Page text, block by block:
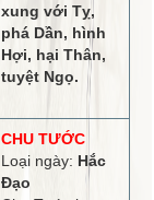
xung với Tỵ,
pháDần, hình
Hợi, hại Thân,
tuyệtNgọ.
CHU TƯỚC
Loại ngày: Hắc
Đạo